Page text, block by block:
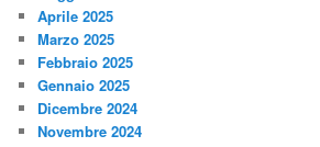
Aprile 2025
Marzo 2025
Febbraio 2025
Gennaio 2025
Dicembre 2024
Novembre 2024